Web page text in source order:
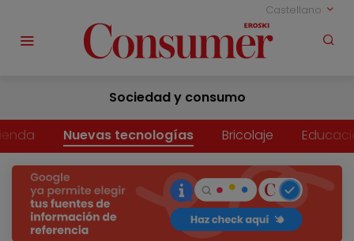
Castellano
Sociedad y consumo
Nuevas tecnologías Bricolaje